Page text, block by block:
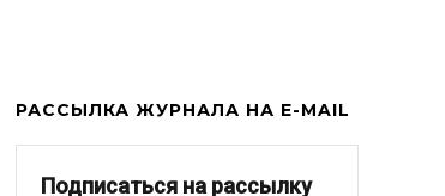
РАССЫЛКА ЖУРНАЛА НА E-MAIL
Подписаться на рассылку